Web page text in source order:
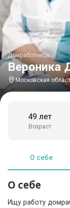
Вероника
Домработница
Московская
Возраст
49 лет
О себе
О себе
Ищу работу